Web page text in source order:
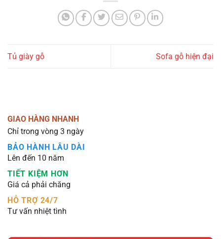
Tủ giày gỗ Sofa gỗ hiện đại
GIAO HÀNG NHANH
Chỉ trong vòng 3 ngày
BẢO HÀNH LÂU DÀI
Lên đến 10 năm
TIẾT KIỆM HƠN
Giá cả phải chăng
HỖ TRỢ 24/7
Tư vấn nhiệt tình